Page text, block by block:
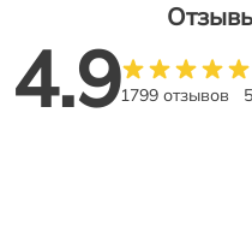
4.91799 отзывов